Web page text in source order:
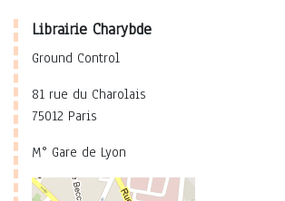
Librairie Charybde
Ground Control
81 rue du Charolais
75012 Paris
M° Gare de Lyon